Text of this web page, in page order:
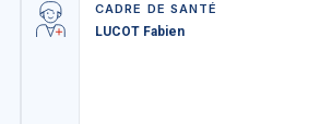
CADRE DE SANTÉ
LUCOT Fabien